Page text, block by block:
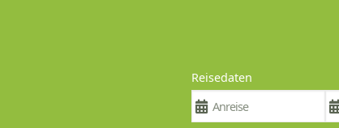
Reisedaten